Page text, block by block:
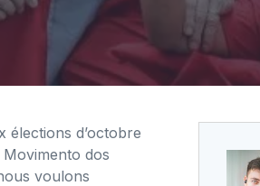
élections d’octobre
dos
voulons